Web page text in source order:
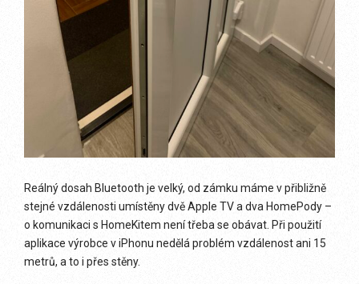
Reálný dosah Bluetooth je velký, od zámku máme v přibližně
stejné vzdálenosti umístěny dvě Apple TV a dva HomePody –
o komunikaci s HomeKitem není třeba se obávat. Při použití
aplikace výrobce v iPhonu nedělá problém vzdálenost ani 15
metrů, a to i přes stěny.